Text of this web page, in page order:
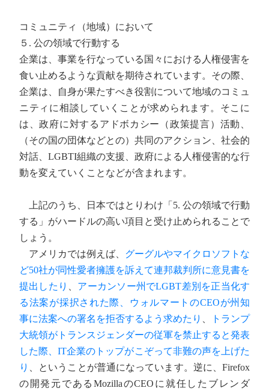
コミュニティ（地域）において
５. 公の領域で行動する
企業は、事業を行なっている国々における人権侵害を
食い止めるような貢献を期待されています。その際、
企業は、自身が果たすべき役割について地域のコミュ
ニティに相談していくことが求められます。そこに
は、政府に対するアドボカシー（政策提言）活動、
（その国の団体などとの）共同のアクション、社会的
対話、LGBTI組織の支援、政府による人権侵害的な行
動を変えていくことなどが含まれます。
上記のうち、日本ではとりわけ「5. 公の領域で行動
する」がハードルの高い項目と受け止められることで
しょう。
アメリカでは例えば、 グーグルやマイクロソフトな
ど50社が同性愛者擁護を訴えて連邦裁判所に意見書を
提出したり
アーカンソー州でLGBT差別を正当化す
る法案が採択された際、ウォルマートのCEOが州知
事に法案への署名を拒否するよう求めたり
トランプ
大統領がトランスジェンダーの従軍を禁止すると発表
した際、IT企業のトップがこぞって非難の声を上げた
り
、ということが普通になっています。逆に、Firefox
の開発元であるMozillaのCEOに就任したブレンダ